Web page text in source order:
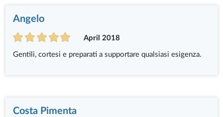
Angelo
April 2018
Gentili, cortesi e preparati a supportare qualsiasi esigenza.
Costa Pimenta